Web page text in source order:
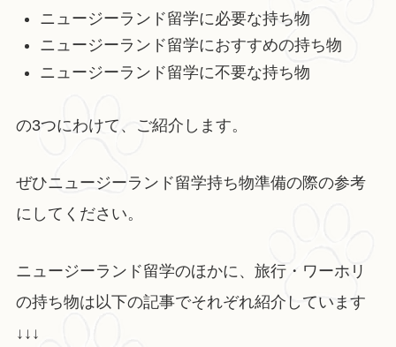
ニュージーランド留学に必要な持ち物
ニュージーランド留学におすすめの持ち物
ニュージーランド留学に不要な持ち物
の3つにわけて、ご紹介します。
ぜひニュージーランド留学持ち物準備の際の参考
にしてください。
ニュージーランド留学のほかに、旅行・ワーホリ
の持ち物は以下の記事でそれぞれ紹介しています
↓↓↓